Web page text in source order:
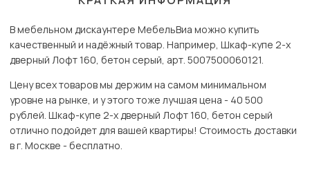
В мебельном дискаунтере МебельВиа можно купить
качественный и надёжный товар. Например, Шкаф-купе 2-х
дверный Лофт 160, бетон серый, арт. 5007500060121.
Цену всех товаров мы держим на самом минимальном
уровне на рынке, и у этого тоже лучшая цена - 40 500
рублей. Шкаф-купе 2-х дверный Лофт 160, бетон серый
отлично подойдет для вашей квартиры! Стоимость доставки
в г. Москве - бесплатно.